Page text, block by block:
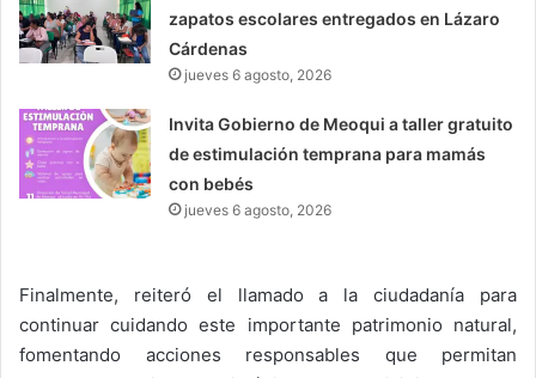
zapatos escolares entregados en Lázaro
Cárdenas
jueves 6 agosto, 2026
Invita Gobierno de Meoqui a taller gratuito
de estimulación temprana para mamás
con bebés
jueves 6 agosto, 2026
Finalmente, reiteró el llamado a la ciudadanía para
continuar cuidando este importante patrimonio natural,
fomentando acciones responsables que permitan